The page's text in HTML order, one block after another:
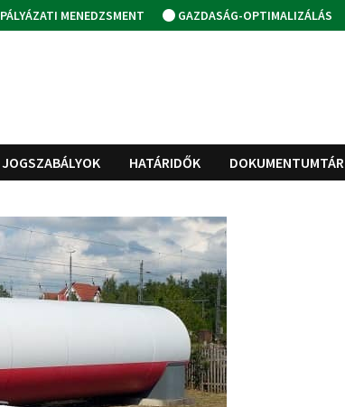
PÁLYÁZATI MENEDZSMENT GAZDASÁG-OPTIMALIZÁLÁS
JOGSZABÁLYOK HATÁRIDŐK DOKUMENTUMTÁR